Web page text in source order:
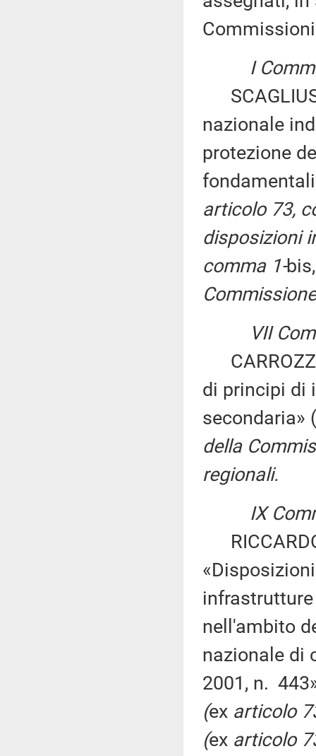
I
nazionale
protezione
articolo 73,
disposizioni
comma 1-
VII
di principi di
secondaria»
della
regionali.
IX
nell'ambito
nazionale di
2001, n.
(ex articolo
(ex articolo